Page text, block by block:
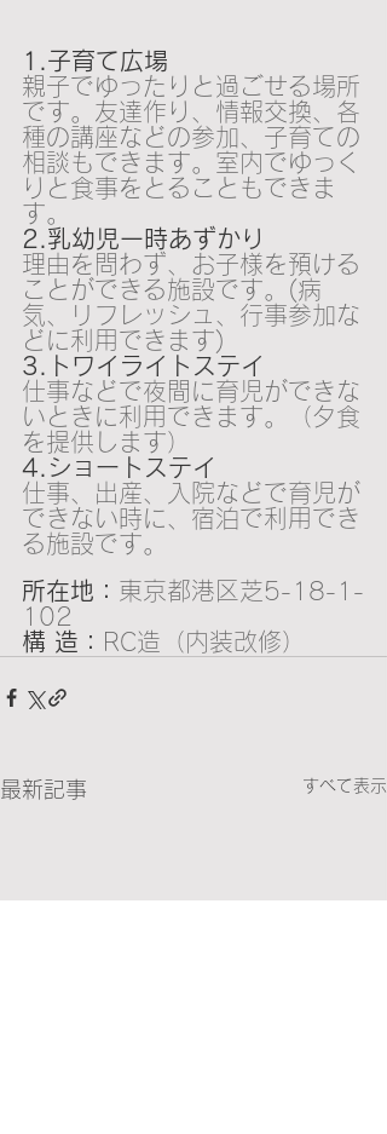
1.子育て広場
親子でゆったりと過ごせる場所
です。友達作り、情報交換、各
種の講座などの参加、子育ての
相談もできます。室内でゆっく
りと食事をとることもできま
す。
2.乳幼児一時あずかり
理由を問わず、お子様を預ける
ことができる施設です。(病
気、リフレッシュ、行事参加な
どに利用できます)
3.トワイライトステイ
仕事などで夜間に育児ができな
いときに利用できます。（夕食
を提供します）
4.ショートステイ
仕事、出産、入院などで育児が
できない時に、宿泊で利用でき
る施設です。
所在地： 東京都港区芝5-18-1-
102
構 造： RC造（内装改修）
最新記事 すべて表示